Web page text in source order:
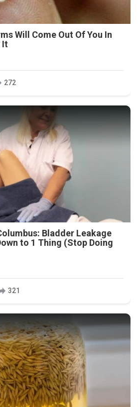
Will Come Out Of You In
It
272
Bladder Leakage
to 1 Thing (Stop Doing
321